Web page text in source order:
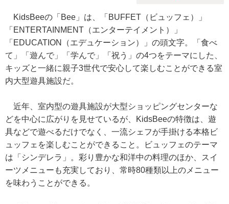
KidsBeeの「Bee」は、「BUFFET（ビュッフェ）」
「ENTERTAINMENT（エンターテイメント）」
「EDUCATION（エデュケーション）」の頭文字。「食べ
て」「遊んで」「学んで」「祝う」の4つをテーマにした、
キッズと一緒に親子3世代で安心して楽しむことができる室
内大型遊具施設だ。
近年、室内型の遊具施設が大型ショッピングセンターな
どを中心に広がりを見せているが、KidsBeeの特徴は、遊
具などで遊べるだけでなく、一流シェフが手掛ける本格ビ
ュッフェを楽しむことができること。ビュッフェのテーマ
は「シンデレラ」。彩り豊かな和洋中の料理のほか、スイ
ーツメニューも充実しており、常時80種類以上のメニュー
を味わうことができる。